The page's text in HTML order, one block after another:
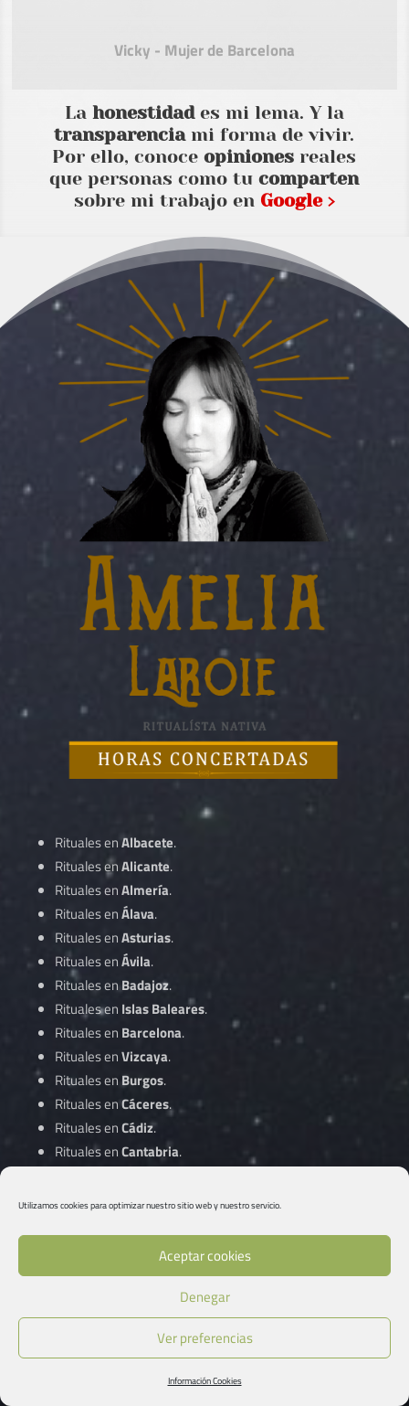
Utilizamos cookies para optimizar nuestro sitio web y nuestro servicio.
Aceptar cookies
Denegar
Ver preferencias
Información Cookies
Vicky - Mujer de Barcelona
La honestidades mi lema. Y la
transparenciami forma de vivir.
Por ello, conoceopiniones reales
que personas como tucomparten
sobre mi trabajo en Google ›
Rituales enAlbacete.
Rituales enAlicante.
Rituales enAlmería.
Rituales enÁlava.
Rituales enAsturias.
Rituales enÁvila.
Rituales en Badajoz.
Rituales en Islas Baleares.
Rituales en Barcelona.
Rituales enVizcaya.
Rituales en Burgos.
Rituales enCáceres.
Rituales enCádiz.
Rituales enCantabria.
Rituales enCiudad Real.
Gipuzkoa.
Rituales enGirona.
Granada.